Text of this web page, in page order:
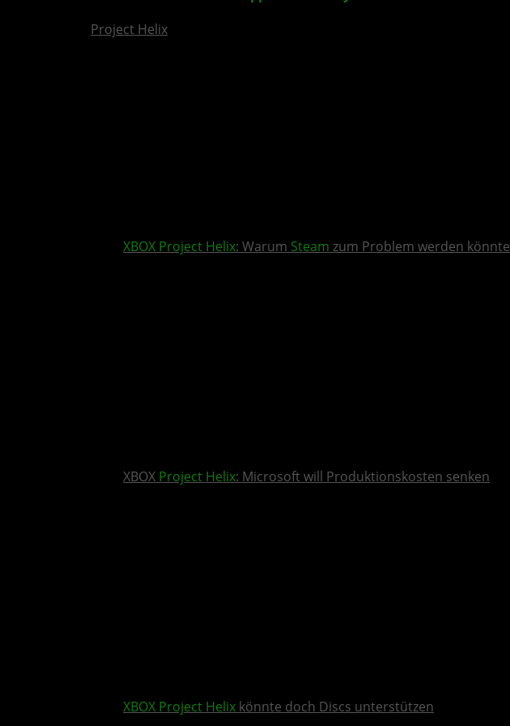
Project Helix
XBOX Project Helix: Warum Steam zum Problem werden könnte
XBOX Project Helix: Microsoft will Produktionskosten senken
XBOX Project Helix könnte doch Discs unterstützen